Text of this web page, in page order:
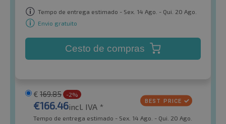
Tempo de entrega estimado - Sex. 14 Ago. - Qui. 20 Ago.
Envio gratuito
Cesto de compras
€ 169.85 -2%
€166.46incl. IVA *
Tempo de entrega estimado - Sex. 14 Ago. - Qui. 20 Ago.